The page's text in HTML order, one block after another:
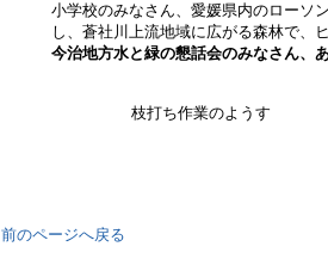
小学校のみなさん、愛媛県内のローソ
し、蒼社川上流地域に広がる森林で、
今治地方水と緑の懇話会のみなさん、
枝打ち作業のようす
前のページへ戻る